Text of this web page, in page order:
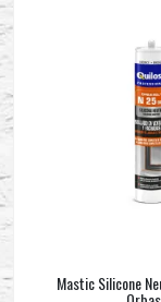
Mastic Silicone